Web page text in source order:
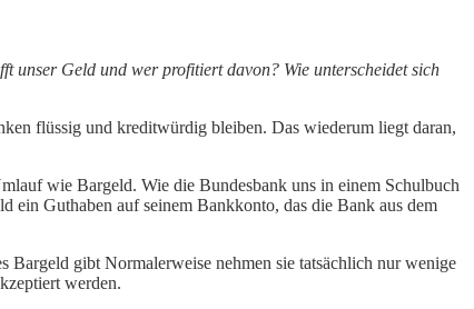
unser Geld und wer profitiert davon? Wie unterscheidet sich
flüssig und kreditwürdig bleiben. Das wiederum liegt daran,
wie Bargeld. Wie die Bundesbank uns in einem Schulbuch
ein Guthaben auf seinem Bankkonto, das die Bank aus dem
Bargeld gibt Normalerweise nehmen sie tatsächlich nur wenige
werden.